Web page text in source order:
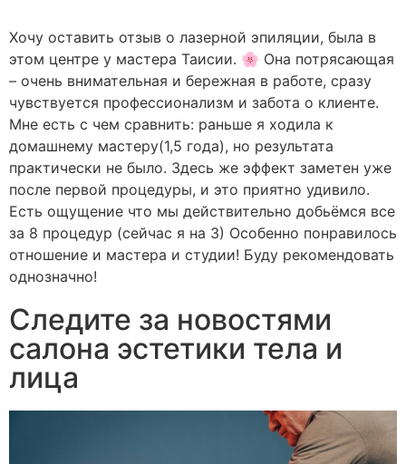
Хочу оставить отзыв о лазерной эпиляции, была в
этом центре у мастера Таисии. 🌸 Она потрясающая
– очень внимательная и бережная в работе, сразу
чувствуется профессионализм и забота о клиенте.
Мне есть с чем сравнить: раньше я ходила к
домашнему мастеру(1,5 года), но результата
практически не было. Здесь же эффект заметен уже
после первой процедуры, и это приятно удивило.
Есть ощущение что мы действительно добьёмся все
за 8 процедур (сейчас я на 3) Особенно понравилось
отношение и мастера и студии! Буду рекомендовать
однозначно!
Следите за новостями
салона эстетики тела и
лица